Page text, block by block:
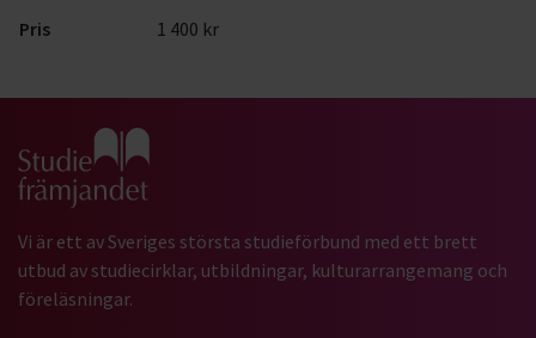
Pris
1 400 kr
Gå till studiefrämjandets startsida
Vi är ett av Sveriges största studieförbund med ett brett
utbud av studiecirklar, utbildningar, kulturarrangemang och
föreläsningar.